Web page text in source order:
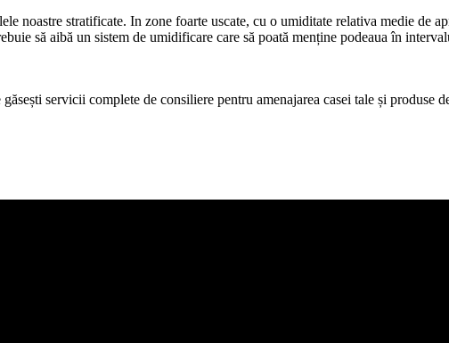
noastre stratificate. In zone foarte uscate, cu o umiditate relativa medie de
să aibă un sistem de umidificare care să poată menține podeaua în
servicii complete de consiliere pentru amenajarea casei tale și produse